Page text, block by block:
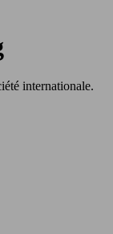
internationale.